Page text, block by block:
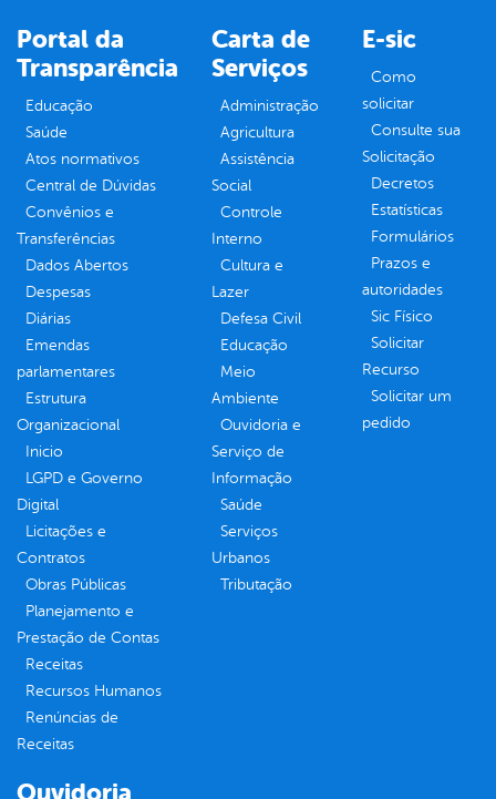
Portal da
Transparência
Educação
Saúde
Atos normativos
Central de Dúvidas
Convênios e
Transferências
Dados Abertos
Despesas
Diárias
Emendas
parlamentares
Estrutura
Organizacional
Inicio
LGPD e Governo
Digital
Licitações e
Contratos
Obras Públicas
Planejamento e
Prestação de Contas
Receitas
Recursos Humanos
Renúncias de
Receitas
Carta de
Serviços
Administração
Agricultura
Assistência
Social
Controle
Interno
Cultura e
Lazer
Defesa Civil
Educação
Meio
Ambiente
Ouvidoria e
Serviço de
Informação
Saúde
Serviços
Urbanos
Tributação
E-sic
Como
solicitar
Consulte sua
Solicitação
Decretos
Estatísticas
Formulários
Prazos e
autoridades
Sic Físico
Solicitar
Recurso
Solicitar um
pedido
Ouvidoria